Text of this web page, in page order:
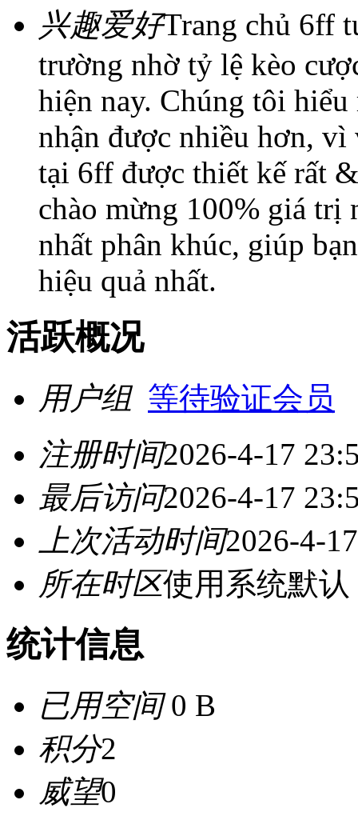
兴趣爱好Trang chủ 6ff
trường nhờ tỷ lệ kèo
hiện nay. Chúng tôi
nhận được nhiều hơn,
tại 6ff được thiết kế rất
chào mừng 100% giá trị
nhất phân khúc, giúp
hiệu quả nhất.
活跃概况
用户组 等待验证会员
注册时间2026-4-17
最后访问2026-4-17
上次活动时间2026-4-
所在时区使用系统默认
统计信息
已用空间0 B
积分2
威望0